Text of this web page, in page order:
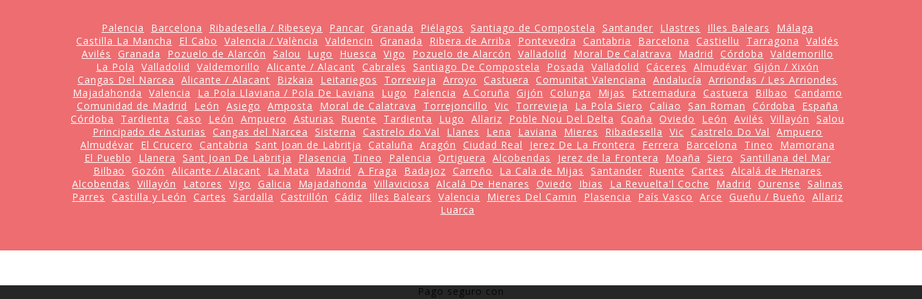
Palencia Barcelona Ribadesella / Ribeseya Pancar Granada Piélagos Santiago de Compostela Santander Llastres Illes Balears
Málaga
Castilla La Mancha
El Cabo Valencia / València Valdencin Granada Ribera de Arriba Pontevedra Cantabria Barcelona Castiellu Tarragona
Valdés
Avilés
Granada Pozuelo de Alarcón Salou Lugo Huesca Vigo Pozuelo de Alarcón Valladolid Moral De Calatrava Madrid Córdoba
Valdemorillo
La Pola
Valladolid Valdemorillo Alicante / Alacant Cabrales Santiago De Compostela Posada Valladolid Cáceres Almudévar
Gijón / Xixón
Cangas Del Narcea
Alicante / Alacant Bizkaia Leitariegos Torrevieja Arroyo Castuera Comunitat Valenciana Andalucía
Arriondas / Les Arriondes
Majadahonda
Valencia La Pola Llaviana / Pola De Laviana Lugo Palencia A Coruña Gijón Colunga Mijas Extremadura Castuera Bilbao
Candamo
Comunidad de Madrid
León Asiego Amposta Moral de Calatrava Torrejoncillo Vic Torrevieja La Pola Siero Caliao San Roman Córdoba
España
Córdoba
Tardienta Caso León Ampuero Asturias Ruente Tardienta Lugo Allariz Poble Nou Del Delta Coaña Oviedo León Avilés Villayón
Salou
Principado de Asturias
Cangas del Narcea Sisterna Castrelo do Val Llanes Lena Laviana Mieres Ribadesella Vic Castrelo Do Val
Ampuero
Almudévar
El Crucero Cantabria Sant Joan de Labritja Cataluña Aragón Ciudad Real Jerez De La Frontera Ferrera Barcelona Tineo
Mamorana
El Pueblo
Llanera Sant Joan De Labritja Plasencia Tineo Palencia Ortiguera Alcobendas Jerez de la Frontera Moaña Siero
Santillana del Mar
Bilbao
Gozón Alicante / Alacant La Mata Madrid A Fraga Badajoz Carreño La Cala de Mijas Santander Ruente Cartes
Alcalá de Henares
Alcobendas
Villayón Latores Vigo Galicia Majadahonda Villaviciosa Alcalá De Henares Oviedo Ibias La Revuelta'l Coche Madrid Ourense
Salinas
Parres
Castilla y León Cartes Sardalla Castrillón Cádiz Illes Balears Valencia Mieres Del Camin Plasencia País Vasco Arce Gueñu / Bueño
Allariz
Luarca
Pago seguro con